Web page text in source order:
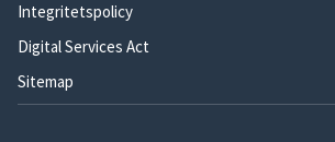
Integritetspolicy
Digital Services Act
Sitemap